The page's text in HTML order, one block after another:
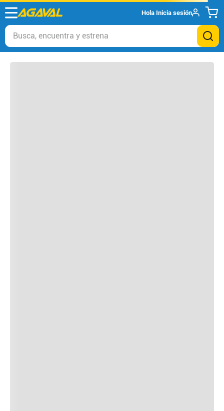
Hola Inicia sesión
Busca, encuentra y estrena
Otros clientes compraron